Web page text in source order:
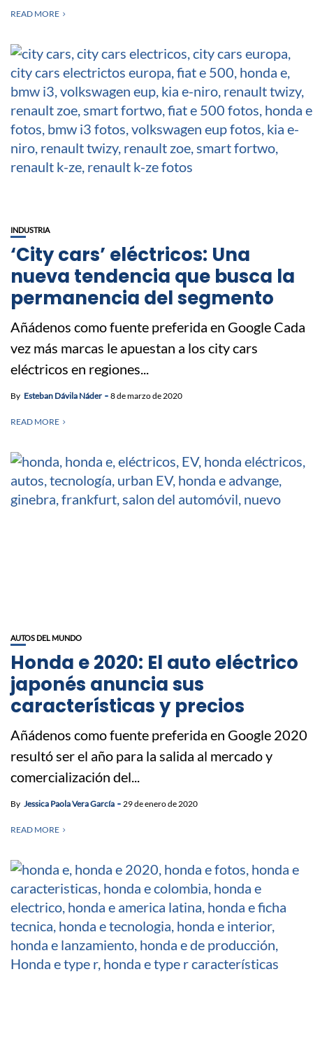
READ MORE
INDUSTRIA
‘City cars’ eléctricos: Una
nueva tendencia que busca la
permanencia del segmento
Añádenos como fuente preferida en Google Cada
vez más marcas le apuestan a los city cars
eléctricos en regiones...
By Esteban Dávila Náder 8 de marzo de 2020
READ MORE
AUTOS DEL MUNDO
Honda e 2020: El auto eléctrico
japonés anuncia sus
características y precios
Añádenos como fuente preferida en Google 2020
resultó ser el año para la salida al mercado y
comercialización del...
By Jessica Paola Vera García 29 de enero de 2020
READ MORE